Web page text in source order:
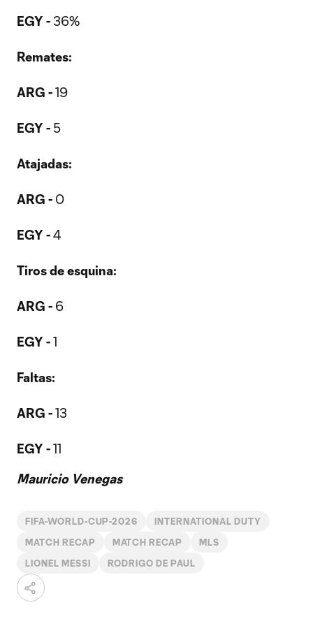
EGY - 36%
Remates:
ARG -19
EGY - 5
Atajadas:
ARG - 0
EGY -4
Tiros de esquina:
ARG - 6
EGY -1
Faltas:
ARG -13
EGY -11
Mauricio Venegas
FIFA-WORLD-CUP-2026 INTERNATIONAL DUTY
MATCH RECAP MATCH RECAP MLS
LIONEL MESSI RODRIGO DE PAUL